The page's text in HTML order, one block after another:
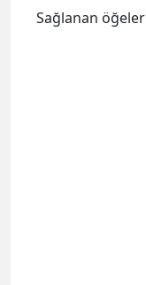
Sağlanan öğeler